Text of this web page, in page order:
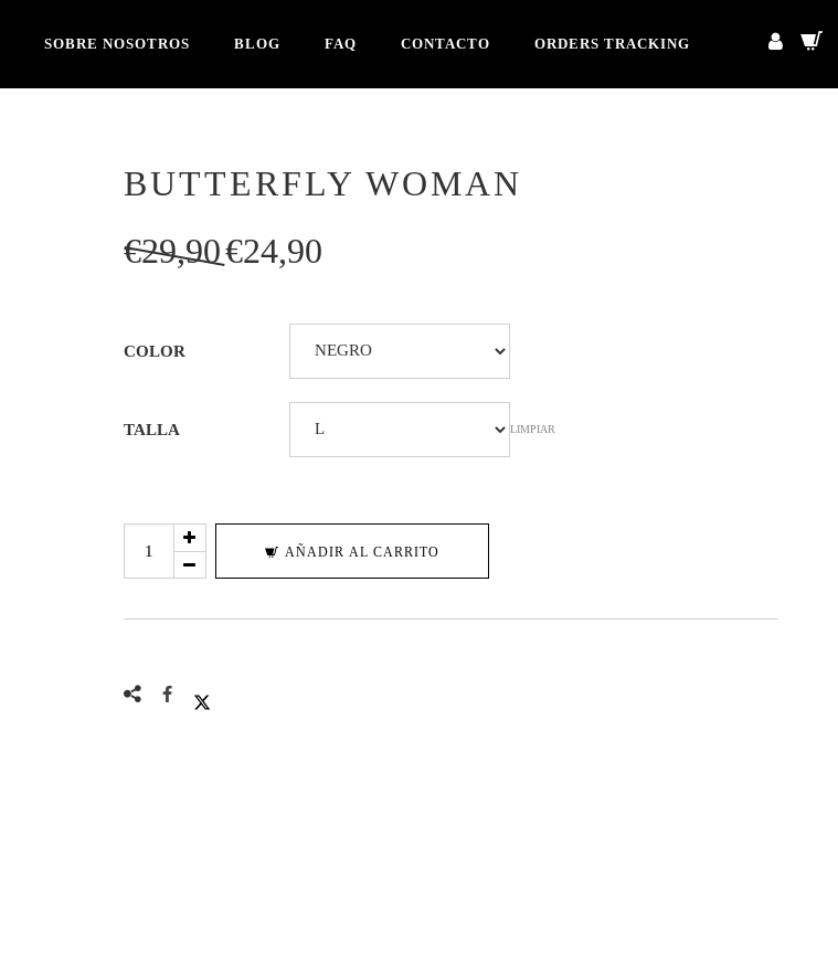
SOBRE NOSOTROS BLOG FAQ CONTACTO ORDERS TRACKING
BUTTERFLY WOMAN
€29,90 precio
€24,90precio
es:
€24,90.
COLOR
TALLA LIMPIAR
BUTTERFLY
WOMAN
AÑADIR AL CARRITO